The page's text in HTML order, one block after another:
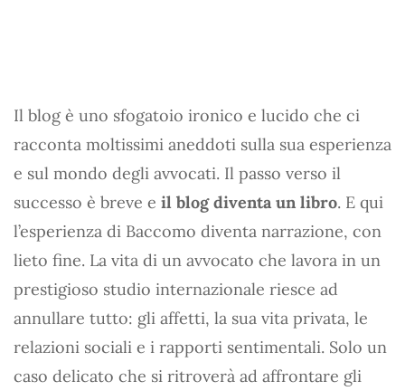
Il blog è uno sfogatoio ironico e lucido che ci
racconta moltissimi aneddoti sulla sua esperienza
e sul mondo degli avvocati. Il passo verso il
successo è breve e il blog diventa un libro. E qui
l’esperienza di Baccomo diventa narrazione, con
lieto fine. La vita di un avvocato che lavora in un
prestigioso studio internazionale riesce ad
annullare tutto: gli affetti, la sua vita privata, le
relazioni sociali e i rapporti sentimentali. Solo un
caso delicato che si ritroverà ad affrontare gli